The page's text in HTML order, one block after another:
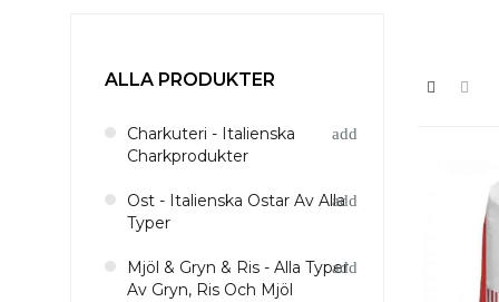
ALLA PRODUKTER
Charkuteri - Italienska
Charkprodukter
Ost - Italienska Ostar Av Alla
Typer
Mjöl & Gryn & Ris - Alla Typer
Av Gryn, Ris Och Mjöl